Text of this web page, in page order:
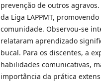
prevenção de outros
da Liga LAPPMT,
comunidade. Observou-se
relataram aprendizado
bucal. Para os discentes, a
habilidades comunicativas,
importância da prática